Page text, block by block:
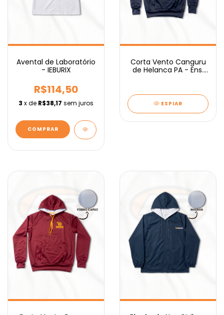
Avental de Laboratório
- IEBURIX
R$114,50
3 x de R$38,17 sem juros
COMPRAR
Corta Vento Canguru
de Helanca PA - Ens.
ESPIAR